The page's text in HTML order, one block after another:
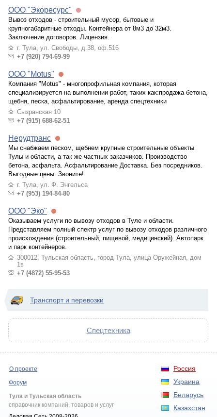
ООО "Экоресурс"
Вывоз отходов - строительный мусор, бытовые и
крупногабаритные отходы. Контейнера от 8м3 до 32м3.
Заключение договоров. Лицензия.
г. Тула, ул. Свободы, д.38, оф.516
+7 (920) 794-69-99
OОО "Motus"
Компания "Motus" - многопрофильная компания, которая
специализируется на выполнении работ, таких как:продажа бетона,
щебня, песка, асфальтирование, аренда спецтехники
Сызранская 10
+7 (915) 688-62-51
Нерудтранс
Мы снабжаем песком, щебнем крупные строительные объекты
Тулы и области, а так же частных заказчиков. Производство
бетона, асфальта. Асфальтирование Доставка. Без посредников.
Выгодные цены. Звоните!
г. Тула, ул. Ф. Энгельса
+7 (953) 194-84-80
ООО "Эко"
Оказываем услуги по вывозу отходов в Туле и области.
Представляем полный спектр услуг по вывозу отходов различного
происхождения (строительный, пищевой, медицинский). Автопарк
и парк контейнеров.
300012, Тульская область, город Тула, улица Оружейная, дом
1в
+7 (4872) 55-95-53
Транспорт и перевозки
Спецтехника
Россия
Украина
Беларусь
Казахстан
О проекте
Форум
Тула и Тульская область
справочник компаний, товаров и услуг